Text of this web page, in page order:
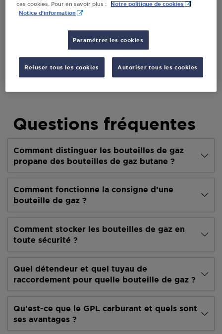
11 RUE DE LA LIBERATION
S'Y RENDRE
Questions fréquentes
Comment distinguer les bouteilles de gaz
propane des bouteilles de gaz butane ?
Comment fonctionne la consigne d’une
bouteille de gaz ?
Comment stocker les bouteilles de gaz en
toute sécurité ?
Quel détendeur et quel tuyau de
raccordement pour quelle bouteille de gaz ?
Qu’est-ce que le GPL carburant et quels sont
ses avantages ?
ces cookies. Pour en savoir plus :
Notre politique de cookies
Notice d'information
Paramétrer les cookies
Refuser tous les cookies Autoriser tous les cookies